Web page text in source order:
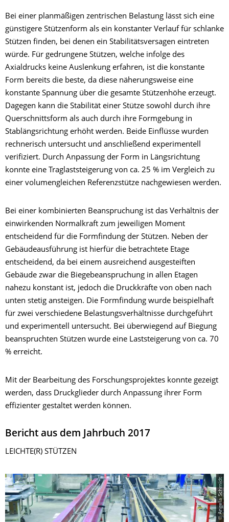
Bei einer planmäßigen zentrischen Belastung lässt sich eine
günstigere Stützenform als ein konstanter Verlauf für schlanke
Stützen finden, bei denen ein Stabilitätsversagen eintreten
würde. Für gedrungene Stützen, welche infolge des
Axialdrucks keine Auslenkung erfahren, ist die konstante
Form bereits die beste, da diese näherungsweise eine
konstante Spannung über die gesamte Stützenhöhe erzeugt.
Dagegen kann die Stabilität einer Stütze sowohl durch ihre
Querschnittsform als auch durch ihre Formgebung in
Stablängsrichtung erhöht werden. Beide Einflüsse wurden
rechnerisch untersucht und anschließend experimentell
verifiziert. Durch Anpassung der Form in Längsrichtung
konnte eine Traglaststeigerung von ca. 25 % im Vergleich zu
einer volumengleichen Referenzstütze nachgewiesen werden.
Bei einer kombinierten Beanspruchung ist das Verhältnis der
einwirkenden Normalkraft zum jeweiligen Moment
entscheidend für die Formfindung der Stützen. Neben der
Gebäudeausführung ist hierfür die betrachtete Etage
entscheidend, da bei einem ausreichend ausgesteiften
Gebäude zwar die Biegebeanspruchung in allen Etagen
nahezu konstant ist, jedoch die Druckkräfte von oben nach
unten stetig ansteigen. Die Formfindung wurde beispielhaft
für zwei verschiedene Belastungsverhältnisse durchgeführt
und experimentell untersucht. Bei überwiegend auf Biegung
beanspruchten Stützen wurde eine Laststeigerung von ca. 70
% erreicht.
Mit der Bearbeitung des Forschungsprojektes konnte gezeigt
werden, dass Druckglieder durch Anpassung ihrer Form
effizienter gestaltet werden können.
Bericht aus dem Jahrbuch 2017
LEICHTE(R) STÜTZEN
© Angela Schmidt